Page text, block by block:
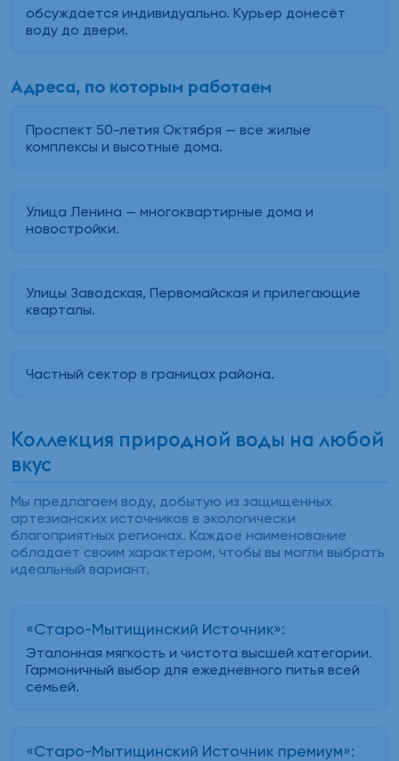
обсуждается индивидуально. Курьер донесёт
воду до двери.
Адреса, по которым работаем
Проспект 50-летия Октября — все жилые
комплексы и высотные дома.
Улица Ленина — многоквартирные дома и
новостройки.
Улицы Заводская, Первомайская и прилегающие
кварталы.
Частный сектор в границах района.
Коллекция природной воды на любой
вкус
Мы предлагаем воду, добытую из защищенных
артезианских источников в экологически
благоприятных регионах. Каждое наименование
обладает своим характером, чтобы вы могли выбрать
идеальный вариант.
«Старо-Мытищинский Источник»:
Эталонная мягкость и чистота высшей категории.
Гармоничный выбор для ежедневного питья всей
семьей.
«Старо-Мытищинский Источник премиум»: